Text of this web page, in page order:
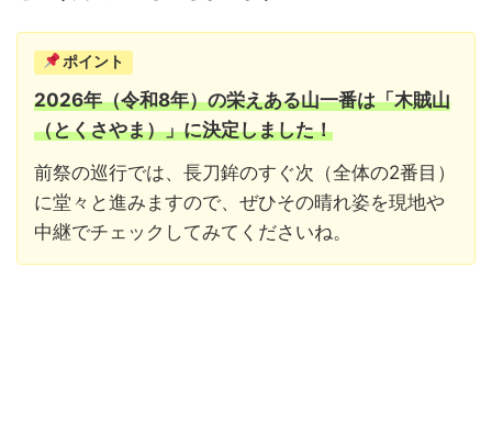
ポイント
2026年（令和8年）の栄えある山一番は「木賊山
（とくさやま）」に決定しました！
前祭の巡行では、長刀鉾のすぐ次（全体の2番目）
に堂々と進みますので、ぜひその晴れ姿を現地や
中継でチェックしてみてくださいね。